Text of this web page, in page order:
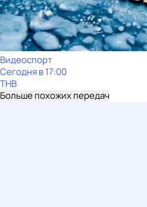
Видеоспорт
Сегодня в 17:00
ТНВ
Больше похожих передач